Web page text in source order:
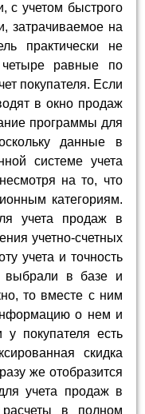
с учетом быстрого
затрачиваемое на
практически не
равные по
покупателя. Если
в окно продаж
программы для
данные в
системе учета
на то, что
категориям.
учета продаж в
учетно-счетных
учета и точность
выбрали в базе и
то вместе с ним
о нем и
покупателя есть
скидка
же отобразится
учета продаж в
расчеты в полном